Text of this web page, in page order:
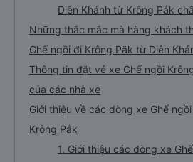
Diên Khánh từ Krông Pắk
Những thắc mắc mà hàng khách
Ghế ngồi đi Krông Pắk từ Diên
Thông tin đặt vé xe Ghế ngồi
của các nhà xe
Giới thiệu về các dòng xe Ghế
Krông Pắk
1. Giới thiệu các dòng xe